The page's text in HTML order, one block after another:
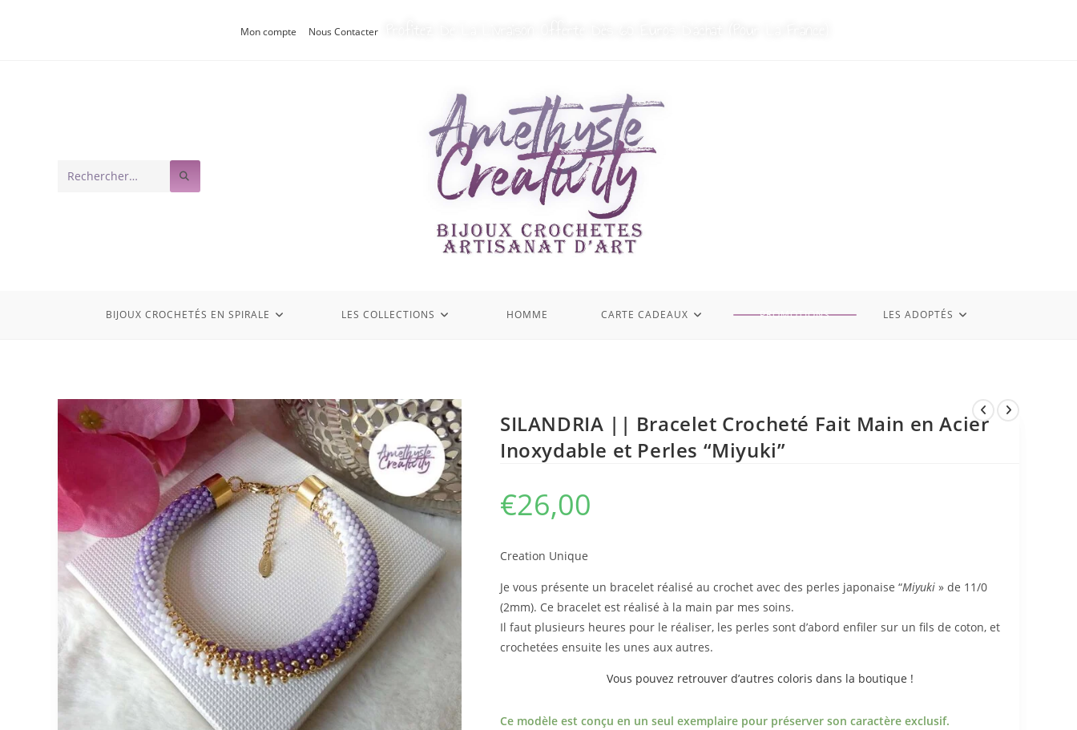
Mon compte Nous Contacter
Rechercher
BIJOUX CROCHETÉS EN SPIRALE LES COLLECTIONS HOMME CARTE CADEAUX PROMOTIONS LES ADOPTÉS
SILANDRIA || Bracelet Crocheté Fait Main en Acier
Inoxydable et Perles “Miyuki”
€26,00
Creation Unique
Je vous présente un bracelet réalisé au crochet avec des perles japonaise “Miyuki » de 11/0
(2mm). Ce bracelet est réalisé à la main par mes soins.
Il faut plusieurs heures pour le réaliser, les perles sont d’abord enfiler sur un fils de coton, et
crochetées ensuite les unes aux autres.
Vous pouvez retrouver d’autres coloris dans la boutique !
Ce modèle est conçu en un seul exemplaire pour préserver son caractère exclusif.